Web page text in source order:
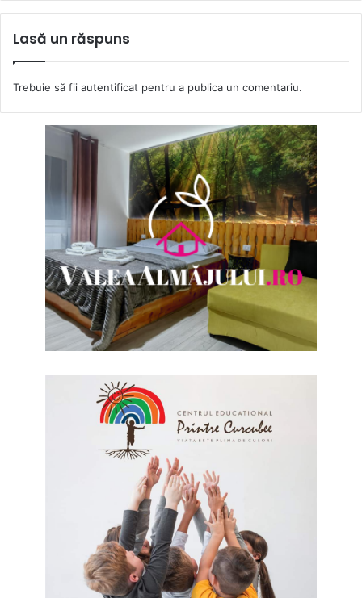
Lasă un răspuns
Trebuie să fii autentificat pentru a publica un comentariu.